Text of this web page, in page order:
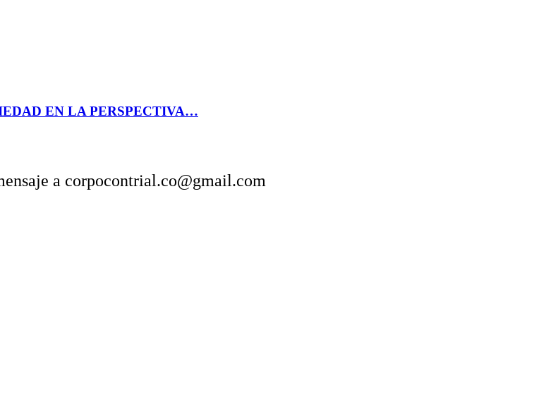
EN LA PERSPECTIVA…
a corpocontrial.co@gmail.com